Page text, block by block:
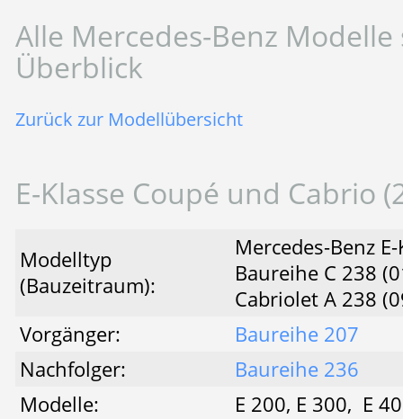
Alle Mercedes-Benz
Überblick
Zurück zur Modellübersicht
E-Klasse Coupé und Cabrio
Modelltyp
(Bauzeitraum):
Mercedes-Benz
Baureihe C 238
Cabriolet A 238
Vorgänger:
Baureihe 207
Nachfolger:
Baureihe 236
Modelle:
E 200, E 300, E